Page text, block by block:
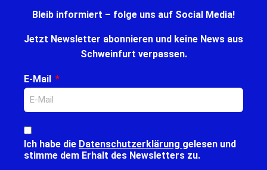
Bleib informiert – folge uns auf Social Media!
Jetzt Newsletter abonnieren und keine News aus
Schweinfurt verpassen.
E-Mail
Ich habe die Datenschutzerklärung gelesen und
stimme dem Erhalt des Newsletters zu.